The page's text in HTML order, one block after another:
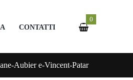
CONTATTI
0
Aubier e-Vincent-Patar